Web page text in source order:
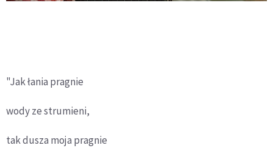
"Jak łania pragnie
wody ze strumieni,
tak dusza moja pragnie